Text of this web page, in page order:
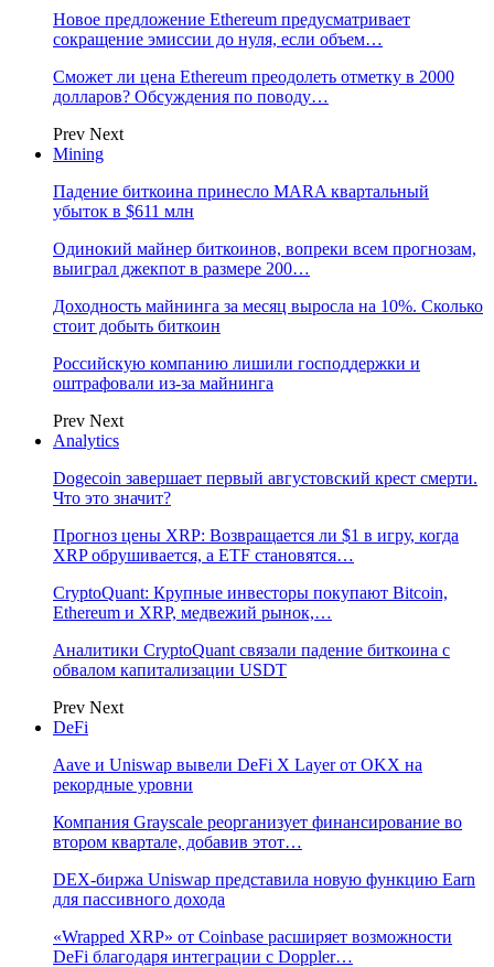
Новое предложение Ethereum предусматривает
сокращение эмиссии до нуля, если объем…
Сможет ли цена Ethereum преодолеть отметку в 2000
долларов? Обсуждения по поводу…
Prev Next
Mining
Падение биткоина принесло MARA квартальный
убыток в $611 млн
Одинокий майнер биткоинов, вопреки всем прогнозам,
выиграл джекпот в размере 200…
Доходность майнинга за месяц выросла на 10%. Сколько
стоит добыть биткоин
Российскую компанию лишили господдержки и
оштрафовали из-за майнинга
Prev Next
Analytics
Dogecoin завершает первый августовский крест смерти.
Что это значит?
Прогноз цены XRP: Возвращается ли $1 в игру, когда
XRP обрушивается, а ETF становятся…
CryptoQuant: Крупные инвесторы покупают Bitcoin,
Ethereum и XRP, медвежий рынок,…
Аналитики CryptoQuant связали падение биткоина с
обвалом капитализации USDT
Prev Next
DeFi
Aave и Uniswap вывели DeFi X Layer от OKX на
рекордные уровни
Компания Grayscale реорганизует финансирование во
втором квартале, добавив этот…
DEX-биржа Uniswap представила новую функцию Earn
для пассивного дохода
«Wrapped XRP» от Coinbase расширяет возможности
DeFi благодаря интеграции с Doppler…